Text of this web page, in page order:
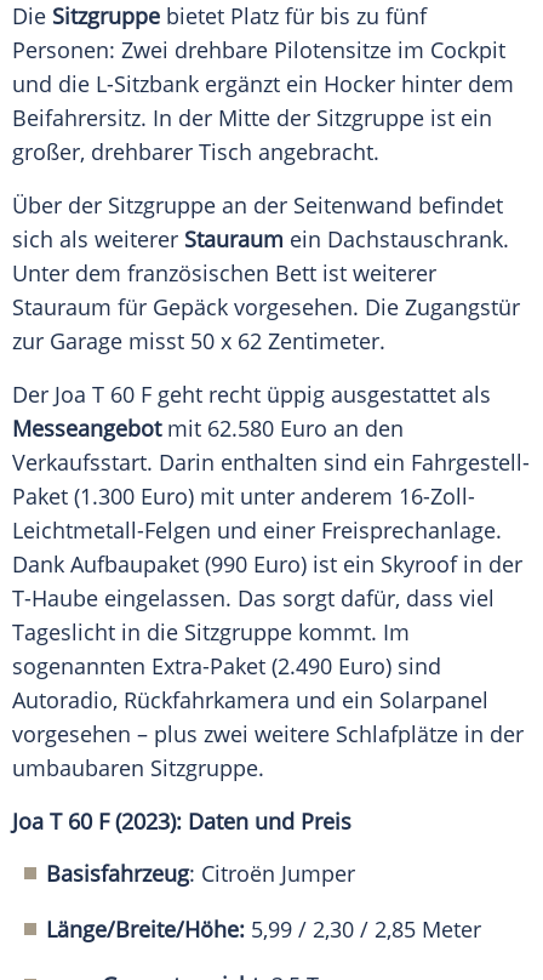
Die Sitzgruppe bietet Platz für bis zu fünf
Personen: Zwei drehbare Pilotensitze im Cockpit
und die L-Sitzbank ergänzt ein Hocker hinter dem
Beifahrersitz. In der Mitte der Sitzgruppe ist ein
großer, drehbarer Tisch angebracht.
Über der Sitzgruppe an der Seitenwand befindet
sich als weiterer Stauraum ein Dachstauschrank.
Unter dem französischen Bett ist weiterer
Stauraum für Gepäck vorgesehen. Die Zugangstür
zur Garage misst 50 x 62 Zentimeter.
Der Joa T 60 F geht recht üppig ausgestattet als
Messeangebotmit 62.580 Euro an den
Verkaufsstart. Darin enthalten sind ein Fahrgestell-
Paket (1.300 Euro) mit unter anderem 16-Zoll-
Leichtmetall-Felgen und einer Freisprechanlage.
Dank Aufbaupaket (990 Euro) ist ein Skyroof in der
T-Haube eingelassen. Das sorgt dafür, dass viel
Tageslicht in die Sitzgruppe kommt. Im
sogenannten Extra-Paket (2.490 Euro) sind
Autoradio, Rückfahrkamera und ein Solarpanel
vorgesehen – plus zwei weitere Schlafplätze in der
umbaubaren Sitzgruppe.
Joa T 60 F (2023): Daten und Preis
Basisfahrzeug: Citroën Jumper
Länge/Breite/Höhe: 5,99 / 2,30 / 2,85 Meter